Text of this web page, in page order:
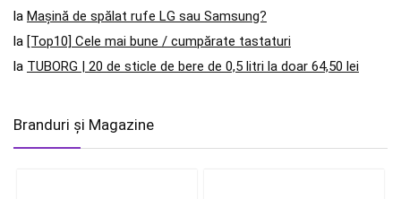
la Mașină de spălat rufe LG sau Samsung?
la [Top10] Cele mai bune / cumpărate tastaturi
la TUBORG | 20 de sticle de bere de 0,5 litri la doar 64,50 lei
Branduri și Magazine